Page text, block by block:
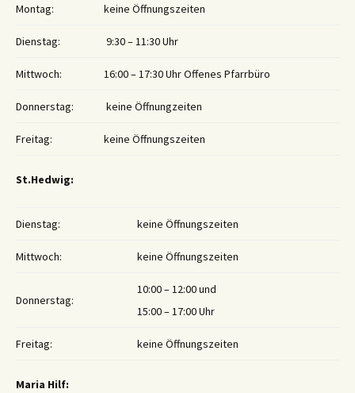
Montag: keine Öffnungszeiten
Dienstag: 9:30 – 11:30 Uhr
Mittwoch: 16:00 – 17:30 Uhr Offenes Pfarrbüro
Donnerstag: keine Öffnungzeiten
Freitag: keine Öffnungszeiten
St.Hedwig:
Dienstag: keine Öffnungszeiten
Mittwoch: keine Öffnungszeiten
Donnerstag:
10:00 – 12:00 und
15:00 – 17:00 Uhr
Freitag: keine Öffnungszeiten
Maria Hilf: